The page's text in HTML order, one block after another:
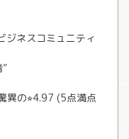
ジネスコミュニティ
異の⭐︎4.97 (5点満点